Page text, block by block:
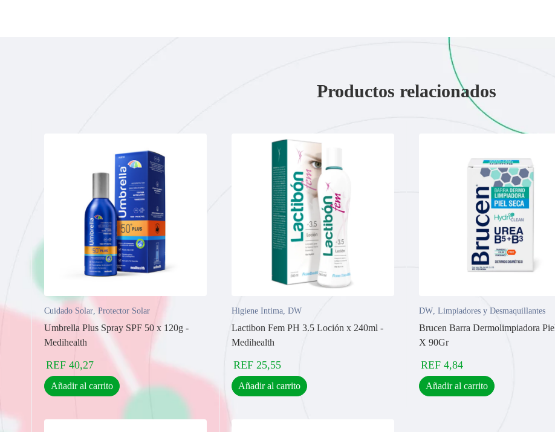
Productos relacionados
Cuidado Solar, Protector Solar
Umbrella Plus Spray SPF 50 x 120g -
Medihealth
REF 40,27
Añadir al carrito
Higiene Intima, DW
Lactibon Fem PH 3.5 Loción x 240ml -
Medihealth
REF 25,55
Añadir al carrito
DW, Limpiadores y Desmaquillantes
Brucen Barra Dermolimpiadora
X 90Gr
REF 4,84
Añadir al carrito